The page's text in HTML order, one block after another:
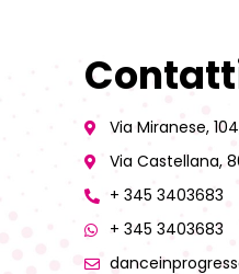
Via Miranese,
Via Castellana,
+ 345 3403683
+ 345 3403683